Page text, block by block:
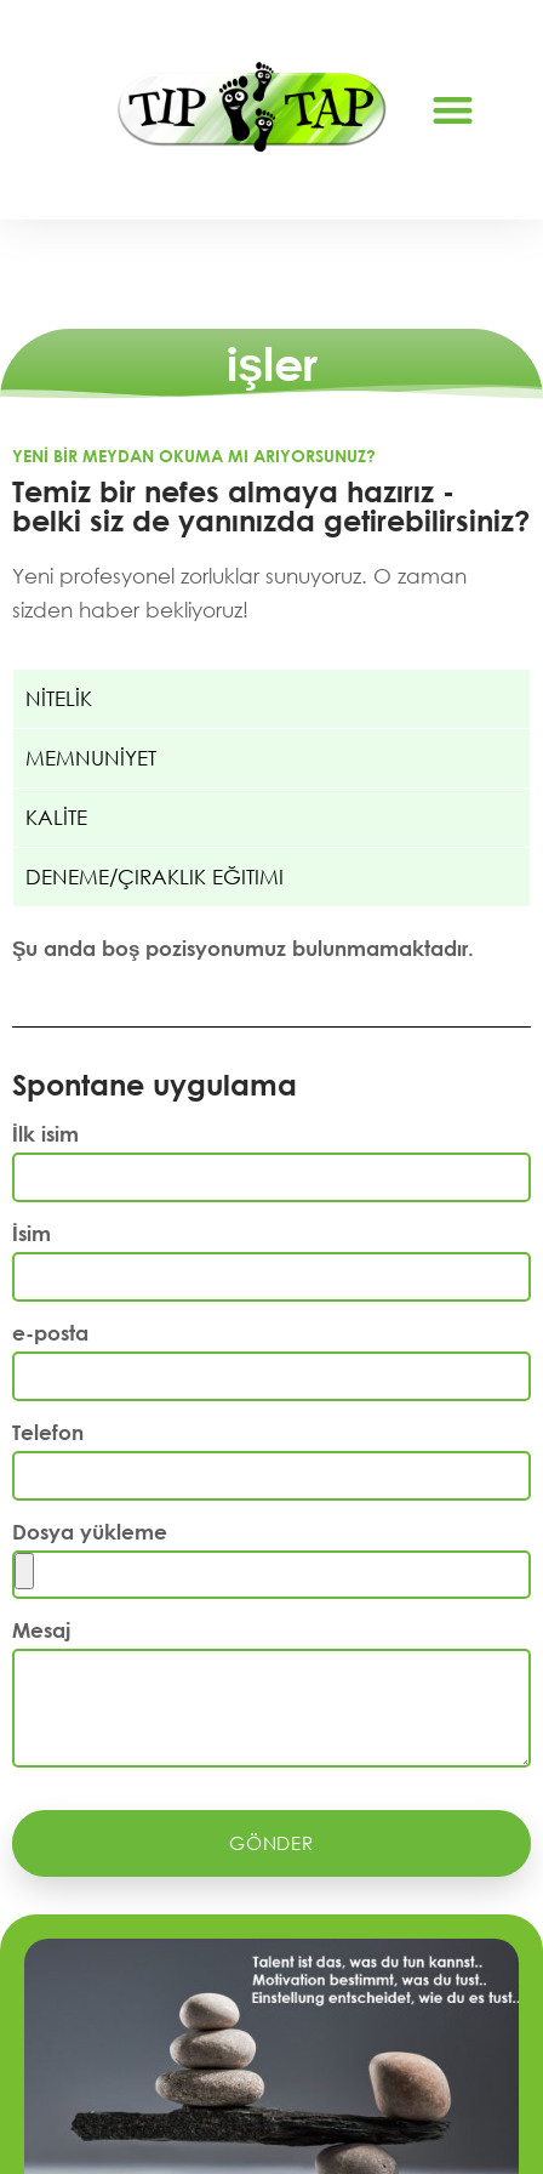
işler
YENI BIR MEYDAN OKUMA MI ARIYORSUNUZ?
Temiz bir nefes almaya hazırız -
belki siz de yanınızda getirebilirsiniz?
Yeni profesyonel zorluklar sunuyoruz. O zaman
sizden haber bekliyoruz!
NİTELİK
MEMNUNİYET
KALİTE
DENEME/ÇIRAKLIK EĞITIMI
Şu anda boş pozisyonumuz bulunmamaktadır.
Spontane uygulama
İlk isim
İsim
e-posta
Telefon
Dosya yükleme
Mesaj
GÖNDER